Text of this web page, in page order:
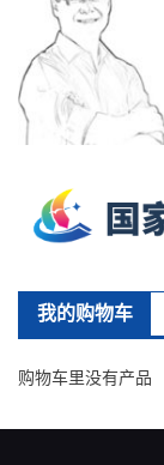
我的购物车
购物车里没有产品